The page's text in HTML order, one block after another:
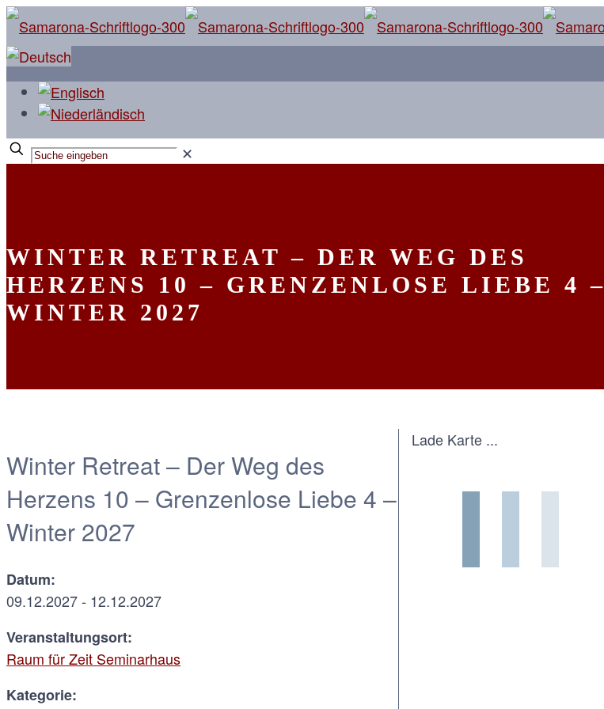
✕
WINTER RETREAT – DER WEG DES
HERZENS 10 – GRENZENLOSE LIEBE 4 –
WINTER 2027
Winter Retreat – Der Weg des
Herzens 10 – Grenzenlose Liebe 4 –
Winter 2027
Datum:
09.12.2027 - 12.12.2027
Veranstaltungsort:
Raum für Zeit Seminarhaus
Kategorie:
Lade Karte ...